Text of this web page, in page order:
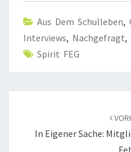
Aus Dem Schulleben,
Interviews, Nachgefragt,
Spirit FEG
In Eigener Sache: